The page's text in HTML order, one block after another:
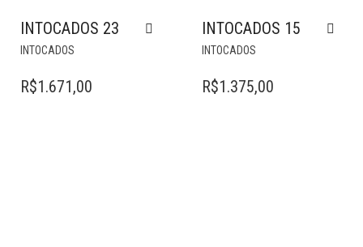
INTOCADOS 23
INTOCADOS
R$1.671,00
INTOCADOS 15
INTOCADOS
R$1.375,00